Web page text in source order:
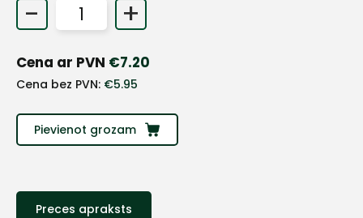
- +
Cena ar PVN €7.20
Cena bez PVN: €5.95
Pievienot grozam
Preces apraksts
+